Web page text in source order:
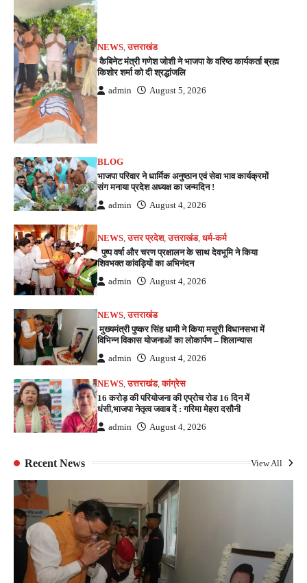
NEWS ,उत्तराखंड
कैबिनेट मंत्री गणेश जोशी ने भाजपा के वरिष्ठ कार्यकर्ता ब्रह्म
किशोर शर्मा को दी श्रद्धांजलि
admin August 5, 2026
BLOG
भाजपा परिवार ने धार्मिक अनुष्ठान एवं सेवा भाव कार्यक्रमों
संग मनाया प्रदेश अध्यक्ष का जन्मदिन !
admin August 4, 2026
NEWS ,उत्तर प्रदेश,उत्तराखंड,धर्म-कर्म
पुष्प वर्षा और चरण प्रक्षालन के साथ देवभूमि ने किया
शिवभक्त कांवड़ियों का अभिनंदन
admin August 4, 2026
NEWS,उत्तराखंड
मुख्यमंत्री पुष्कर सिंह धामी ने किया मसूरी विधानसभा में
विभिन्न विकास योजनाओं का लोकार्पण – शिलान्यास
admin August 4, 2026
NEWS ,उत्तराखंड,कांग्रेस
16 करोड़ की परियोजना की एप्रोच रोड 16 दिन में
धंसी,भाजपा नेतृत्व जवाब दें : गरिमा मेहरा दसौनी
admin August 4, 2026
Recent News View All